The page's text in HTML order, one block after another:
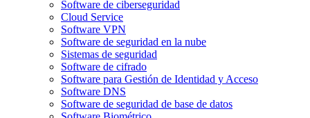
Software de ciberseguridad
Cloud Service
Software VPN
Software de seguridad en la nube
Sistemas de seguridad
Software de cifrado
Software para Gestión de Identidad y Acceso
Software DNS
Software de seguridad de base de datos